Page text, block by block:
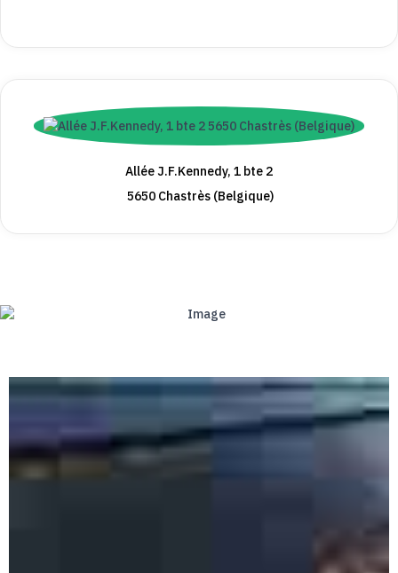
Allée J.F.Kennedy, 1 bte 2
5650 Chastrès (Belgique)